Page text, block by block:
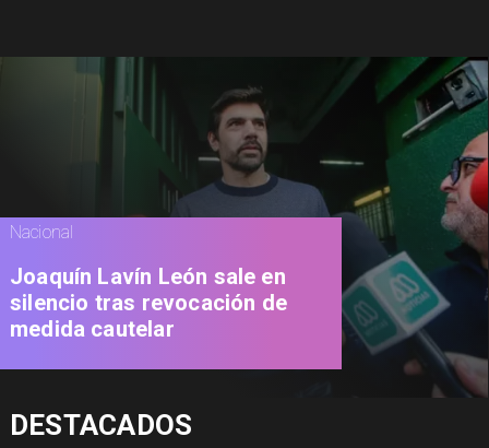
Nacional
Joaquín Lavín León sale en
silencio tras revocación de
medida cautelar
DESTACADOS